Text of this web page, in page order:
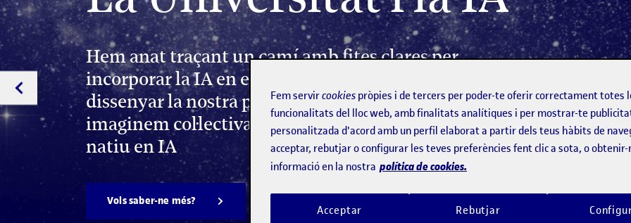
Hem anat traçant un camí amb fites clares per
incorporar la IA en el nostre dia a dia. L'any 2023 vam
dissenyar la nostra primera estratègia en IA, i ara
imaginem col·lectivament un nou paradigma educatiu
natiu en IA
Vols saber-ne més?
Fem servircookies pròpies i de tercers per poder-te oferir correctament totes
funcionalitats del lloc web, amb finalitats analítiques i per mostrar-te
personalitzada d'acord amb un perfil elaborat a partir dels teus hàbits de
acceptar, rebutjar o configurar les teves preferències fent clic a sota, o obtenir-
informació en la nostra política de cookies.
Rebutjar
Acceptar